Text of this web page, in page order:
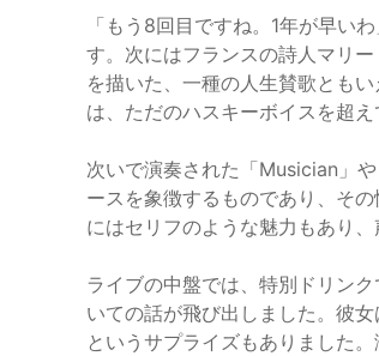
「もう8回目ですね。1年が早い
す。次にはフランスの詩人マリ
を描いた、一種の人生賛歌とも
は、ただのハスキーボイスを超
次いで演奏された「Musician」
ースを象徴するものであり、そ
にはセリフのような魅力もあり
ライブの中盤では、特別ドリン
いての話が飛び出しました。彼
というサプライズもありました